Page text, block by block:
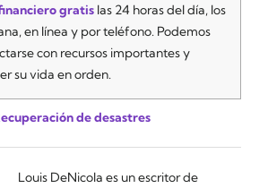
gratis las 24 horas del día, los
en línea y por teléfono. Podemos
con recursos importantes y
su vida en orden.
de desastres
Louis DeNicola es un escritor de